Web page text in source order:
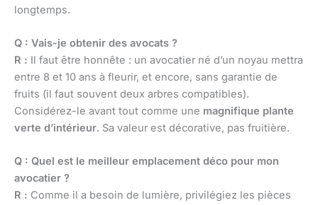
longtemps.
Q : Vais-je obtenir des avocats ?
R : Il faut être honnête : un avocatier né d’un noyau mettra
entre 8 et 10 ans à fleurir, et encore, sans garantie de
fruits (il faut souvent deux arbres compatibles).
Considérez-le avant tout comme une magnifique plante
verte d’intérieur. Sa valeur est décorative, pas fruitière.
Q : Quel est le meilleur emplacement déco pour mon
avocatier ?
R : Comme il a besoin de lumière, privilégiez les pièces